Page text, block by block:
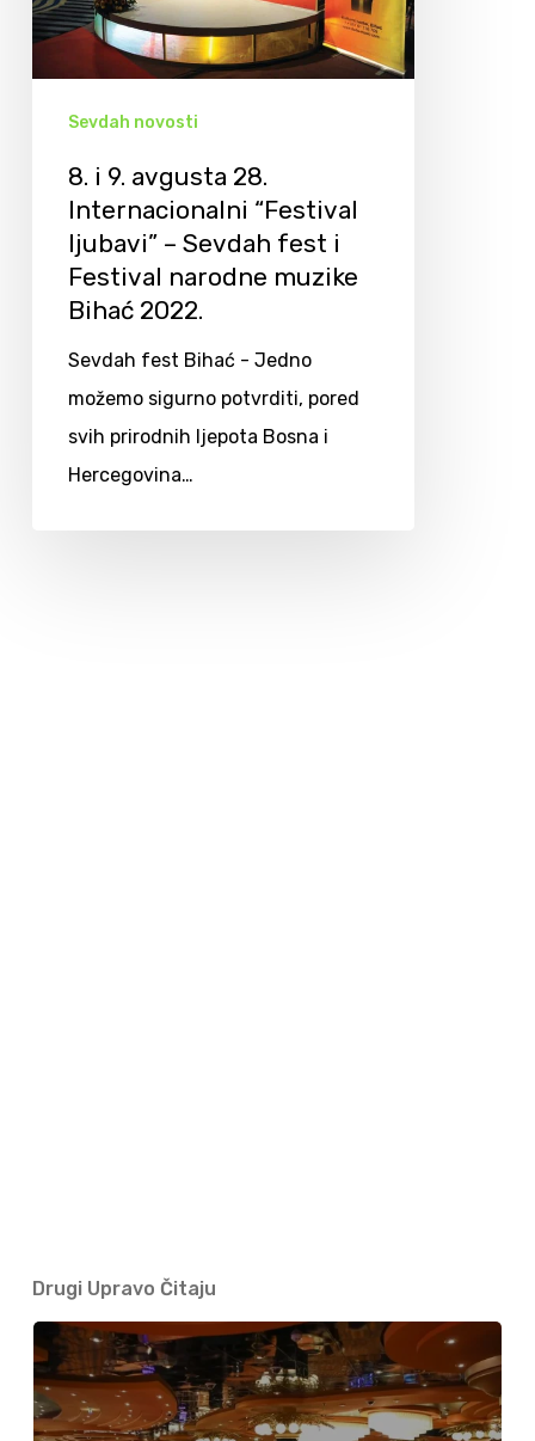
Sevdah novosti
8. i 9. avgusta 28.
Internacionalni “Festival
ljubavi” – Sevdah fest i
Festival narodne muzike
Bihać 2022.
Sevdah fest Bihać - Jedno
možemo sigurno potvrditi, pored
svih prirodnih ljepota Bosna i
Hercegovina…
Drugi Upravo Čitaju